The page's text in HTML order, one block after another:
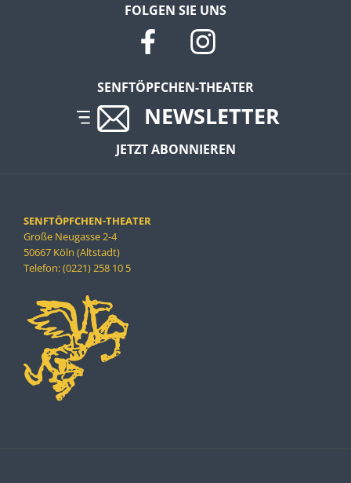
FOLGEN SIE UNS
SENFTÖPFCHEN-THEATER
NEWSLETTER
JETZT ABONNIEREN
SENFTÖPFCHEN-THEATER
Große Neugasse 2-4
50667 Köln (Altstadt)
Telefon: (0221) 258 10 5